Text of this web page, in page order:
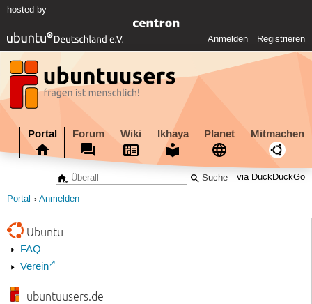
hosted by
Anmelden Registrieren
Portal Forum Wiki Ikhaya Planet Mitmachen
via DuckDuckGo
Portal Anmelden
Ubuntu
FAQ
Verein
ubuntuusers.de